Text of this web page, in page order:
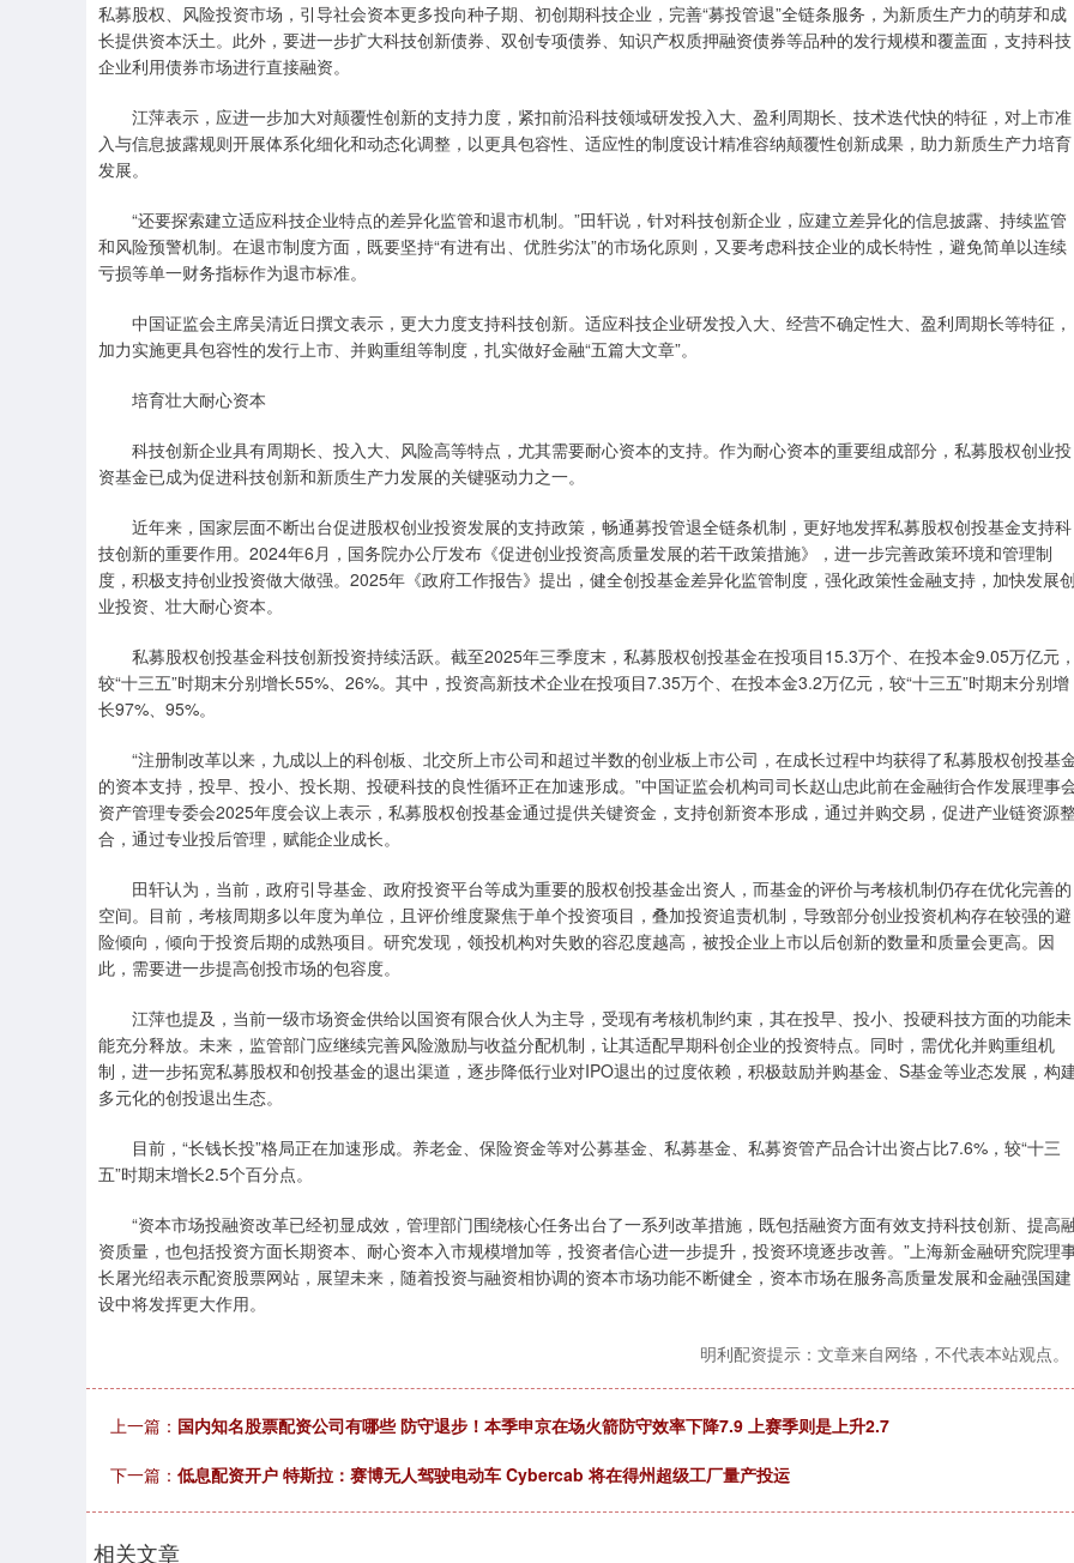
私募股权、风险投资市场，引导社会资本更多投向种子期、初创期科技企业，完善“募投管退”全链条服务，为新质生产力的萌芽和成
长提供资本沃土。此外，要进一步扩大科技创新债券、双创专项债券、知识产权质押融资债券等品种的发行规模和覆盖面，支持科技
企业利用债券市场进行直接融资。
江萍表示，应进一步加大对颠覆性创新的支持力度，紧扣前沿科技领域研发投入大、盈利周期长、技术迭代快的特征，对上市准
入与信息披露规则开展体系化细化和动态化调整，以更具包容性、适应性的制度设计精准容纳颠覆性创新成果，助力新质生产力培育
发展。
“还要探索建立适应科技企业特点的差异化监管和退市机制。”田轩说，针对科技创新企业，应建立差异化的信息披露、持续监管
和风险预警机制。在退市制度方面，既要坚持“有进有出、优胜劣汰”的市场化原则，又要考虑科技企业的成长特性，避免简单以连续
亏损等单一财务指标作为退市标准。
中国证监会主席吴清近日撰文表示，更大力度支持科技创新。适应科技企业研发投入大、经营不确定性大、盈利周期长等特征，
加力实施更具包容性的发行上市、并购重组等制度，扎实做好金融“五篇大文章”。
培育壮大耐心资本
科技创新企业具有周期长、投入大、风险高等特点，尤其需要耐心资本的支持。作为耐心资本的重要组成部分，私募股权创业投
资基金已成为促进科技创新和新质生产力发展的关键驱动力之一。
近年来，国家层面不断出台促进股权创业投资发展的支持政策，畅通募投管退全链条机制，更好地发挥私募股权创投基金支持科
技创新的重要作用。2024年6月，国务院办公厅发布《促进创业投资高质量发展的若干政策措施》，进一步完善政策环境和管理制
度，积极支持创业投资做大做强。2025年《政府工作报告》提出，健全创投基金差异化监管制度，强化政策性金融支持，加快发展创
业投资、壮大耐心资本。
私募股权创投基金科技创新投资持续活跃。截至2025年三季度末，私募股权创投基金在投项目15.3万个、在投本金9.05万亿元，
较“十三五”时期末分别增长55%、26%。其中，投资高新技术企业在投项目7.35万个、在投本金3.2万亿元，较“十三五”时期末分别增
长97%、95%。
“注册制改革以来，九成以上的科创板、北交所上市公司和超过半数的创业板上市公司，在成长过程中均获得了私募股权创投基
的资本支持，投早、投小、投长期、投硬科技的良性循环正在加速形成。”中国证监会机构司司长赵山忠此前在金融街合作发展理事
资产管理专委会2025年度会议上表示，私募股权创投基金通过提供关键资金，支持创新资本形成，通过并购交易，促进产业链资源
合，通过专业投后管理，赋能企业成长。
田轩认为，当前，政府引导基金、政府投资平台等成为重要的股权创投基金出资人，而基金的评价与考核机制仍存在优化完善的
空间。目前，考核周期多以年度为单位，且评价维度聚焦于单个投资项目，叠加投资追责机制，导致部分创业投资机构存在较强的避
险倾向，倾向于投资后期的成熟项目。研究发现，领投机构对失败的容忍度越高，被投企业上市以后创新的数量和质量会更高。因
此，需要进一步提高创投市场的包容度。
江萍也提及，当前一级市场资金供给以国资有限合伙人为主导，受现有考核机制约束，其在投早、投小、投硬科技方面的功能未
能充分释放。未来，监管部门应继续完善风险激励与收益分配机制，让其适配早期科创企业的投资特点。同时，需优化并购重组机
制，进一步拓宽私募股权和创投基金的退出渠道，逐步降低行业对IPO退出的过度依赖，积极鼓励并购基金、S基金等业态发展，构
多元化的创投退出生态。
目前，“长钱长投”格局正在加速形成。养老金、保险资金等对公募基金、私募基金、私募资管产品合计出资占比7.6%，较“十三
五”时期末增长2.5个百分点。
“资本市场投融资改革已经初显成效，管理部门围绕核心任务出台了一系列改革措施，既包括融资方面有效支持科技创新、提高
资质量，也包括投资方面长期资本、耐心资本入市规模增加等，投资者信心进一步提升，投资环境逐步改善。”上海新金融研究院理
长屠光绍表示配资股票网站，展望未来，随着投资与融资相协调的资本市场功能不断健全，资本市场在服务高质量发展和金融强国建
设中将发挥更大作用。
明利配资提示：文章来自网络，不代表本站观点。
上一篇： 国内知名股票配资公司有哪些 防守退步！本季申京在场火箭防守效率下降7.9 上赛季则是上升2.7
下一篇： 低息配资开户 特斯拉：赛博无人驾驶电动车 Cybercab 将在得州超级工厂量产投运
相关文章